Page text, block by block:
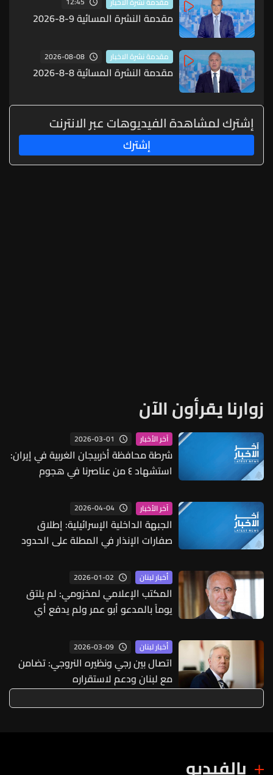
مقدمة النشرة المسائية 9-8-2026
مقدمة نشرة الاخبار 2026-08-08
مقدمة النشرة المسائية 8-8-2026
إشترك لمشاهدة الفيديوهات عبر الانترنت
إشترك
زوارنا يقرأون الآن
آخر الأخبار 2026-03-01
شرطة محافظة أذربيجان الغربية في إيران:
استشهاد ٤ من عناصرنا في هجوم
آخر الأخبار 2026-04-04
الجبهة الداخلية الإسرائيلية: إطلاق
صفارات الإنذار في المطلة على الحدود
أخبار لبنان 2026-01-02
المكتب الإعلامي لمخزومي: لم يلتق
يوماً بالمدعو أبو عمر ولم يدفع أي
أخبار لبنان 2026-03-09
اتصال بين رجي ونظيره النروجي: تضامن
مع لبنان ودعم لاستقراره
بالفيديو